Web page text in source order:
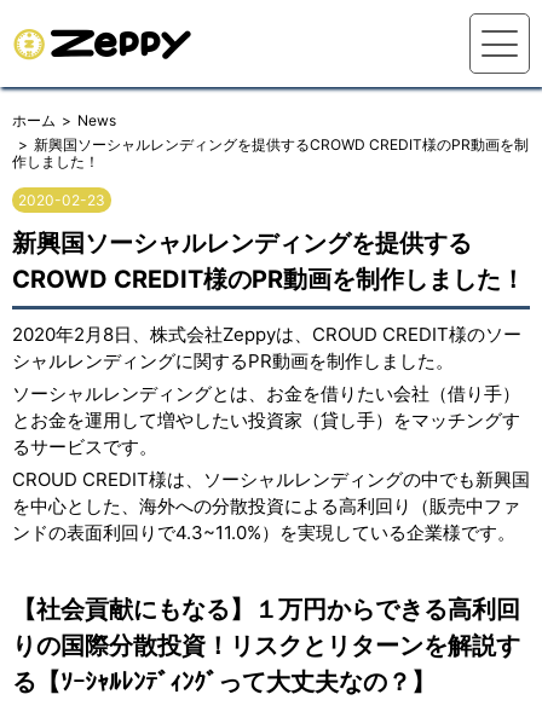
ホーム
News
新興国ソーシャルレンディングを提供するCROWD CREDIT様のPR動画を制
作しました！
2020-02-23
新興国ソーシャルレンディングを提供する
CROWD CREDIT様のPR動画を制作しました！
2020年2月8日、株式会社Zeppyは、CROUD CREDIT様のソー
シャルレンディングに関するPR動画を制作しました。
ソーシャルレンディングとは、お金を借りたい会社（借り手）
とお金を運用して増やしたい投資家（貸し手）をマッチングす
るサービスです。
CROUD CREDIT様は、ソーシャルレンディングの中でも新興国
を中心とした、海外への分散投資による高利回り（販売中ファ
ンドの表面利回りで4.3~11.0%）を実現している企業様です。
【社会貢献にもなる】１万円からできる高利回
りの国際分散投資！リスクとリターンを解説す
る【ｿｰｼｬﾙﾚﾝﾃﾞｨﾝｸﾞって大丈夫なの？】